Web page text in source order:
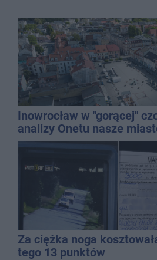
Inowrocław w "gorącej"
analizy Onetu nasze
najbardziej narażonych na
Za ciężka noga
tego 13 punktów